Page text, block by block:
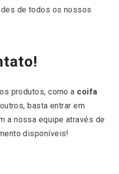
de todos os nossos
produtos, como a coifa
basta entrar em
a nossa equipe através de
disponíveis!